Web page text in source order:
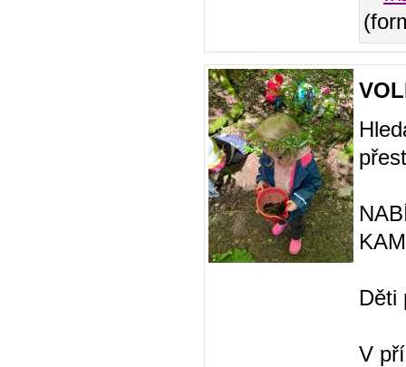
Děti
V